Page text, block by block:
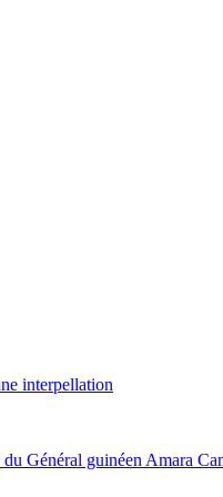
interpellation
Général guinéen Amara